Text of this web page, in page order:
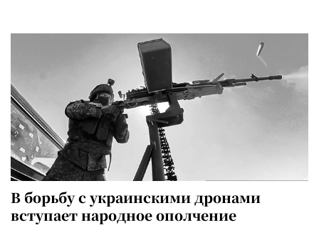
В борьбу с украинскими дронами
вступает народное ополчение